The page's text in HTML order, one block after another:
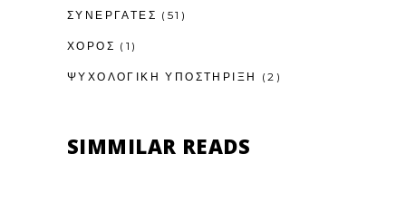
ΣΥΝΕΡΓΑΤΕΣ (51)
ΧΟΡΟΣ (1)
ΨΥΧΟΛΟΓΙΚΉ ΥΠΟΣΤΉΡΙΞΗ (2)
SIMMILAR READS